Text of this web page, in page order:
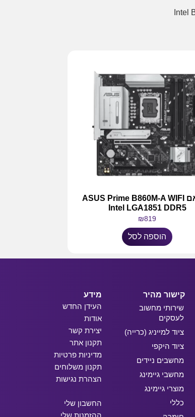
לוח אם ASUS Prime B860M-A WIFI
Intel LGA1851 DDR5
₪819
הוספה לסל
קישור מהיר
שירותי מחשוב
לעסקים
ציוד למייניג (כרייה)
ציוד היקפי
מחשבים ניידים
מחשבי גיימינג
מוצרי גיימינג
כללי
מידע
העידן החדש
אודות
יצירת קשר
תקנון אתר
מדיניות פרטיות
תקנון משלוחים
הצהרת נגישות
החשבון שלי